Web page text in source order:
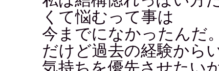
くて悩むって事は
今までになかったんだ
だけど過去の経験から